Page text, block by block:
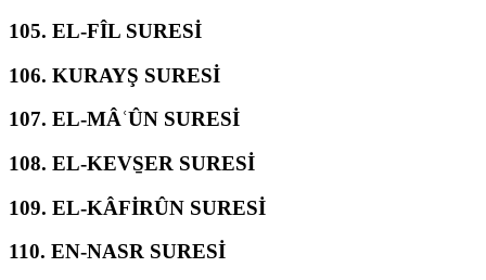
105. EL-FÎL SURESİ
106. KURAYŞ SURESİ
107. EL-MÂʿÛN SURESİ
108. EL-KEVS̱ER SURESİ
109. EL-KÂFİRÛN SURESİ
110. EN-NASR SURESİ